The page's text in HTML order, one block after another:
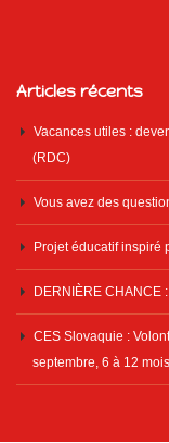
Articles récents
Vacances utiles :
(RDC)
Vous avez des
Projet éducatif inspiré
DERNIÈRE CHANCE
CES Slovaquie :
septembre, 6 à 12 mois